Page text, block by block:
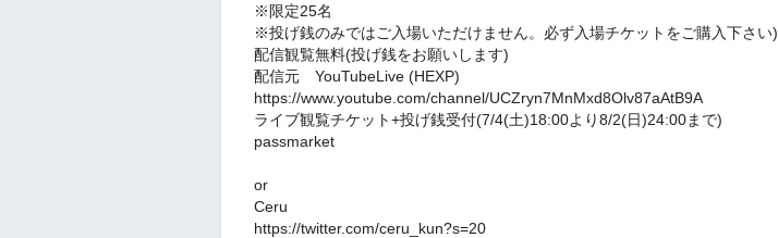
※限定25名
※投げ銭のみではご入場いただけません。必ず入場チケットをご購入下さい)
配信観覧無料(投げ銭をお願いします)
配信元 YouTubeLive (HEXP)
https://www.youtube.com/channel/UCZryn7MnMxd8Olv87aAtB9A
ライブ観覧チケット+投げ銭受付(7/4(土)18:00より8/2(日)24:00まで)
passmarket
or
Ceru
https://twitter.com/ceru_kun?s=20